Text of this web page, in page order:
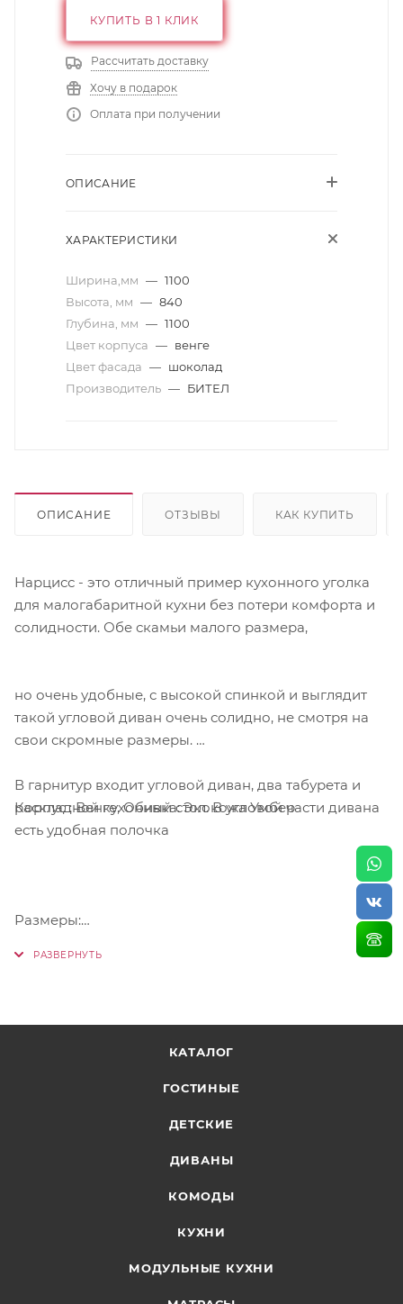
КУПИТЬ В 1 КЛИК
Рассчитать доставку
Хочу в подарок
Оплата при получении
ОПИСАНИЕ
ХАРАКТЕРИСТИКИ
Ширина,мм — 1100
Высота, мм — 840
Глубина, мм — 1100
Цвет корпуса — венге
Цвет фасада — шоколад
Производитель — БИТЕЛ
ОПИСАНИЕ ОТЗЫВЫ КАК КУПИТЬ
Нарцисс - это отличный пример кухонного уголка
для малогабаритной кухни без потери комфорта и
солидности. Обе скамьи малого размера,
но очень удобные, с высокой спинкой и выглядит
такой угловой диван очень солидно, не смотря на
свои скромные размеры.
В гарнитур входит угловой диван, два табурета и
раскладной кухонный стол. В угловой части дивана
есть удобная полочка
Корпус : Венге, Обивка: Экокожа Умбер
Размеры:
КАТАЛОГ
ГОСТИНЫЕ
ДЕТСКИЕ
ДИВАНЫ
КОМОДЫ
КУХНИ
МОДУЛЬНЫЕ КУХНИ